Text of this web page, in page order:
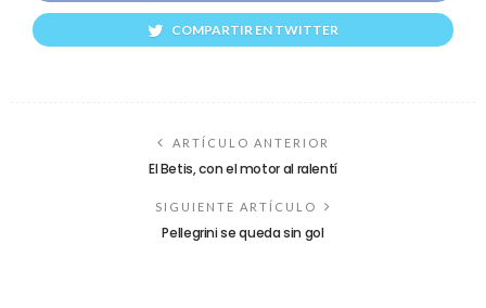
COMPARTIR EN TWITTER
ARTÍCULO ANTERIOR
El Betis, con el motor al ralentí
SIGUIENTE ARTÍCULO
Pellegrini se queda sin gol